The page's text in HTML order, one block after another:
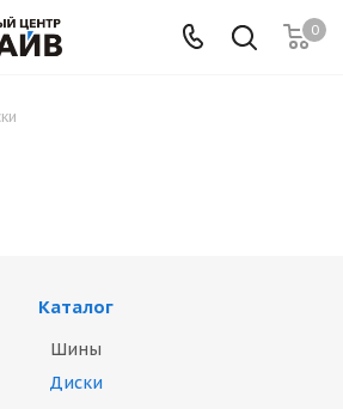
0
Каталог
Шины
Диски